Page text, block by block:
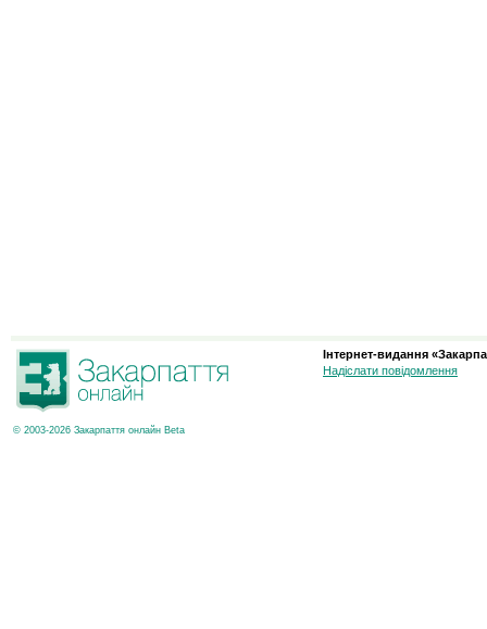
© 2003-2026 Закарпаття онлайн Beta
Інтернет-видання
Надіслати повідомлення